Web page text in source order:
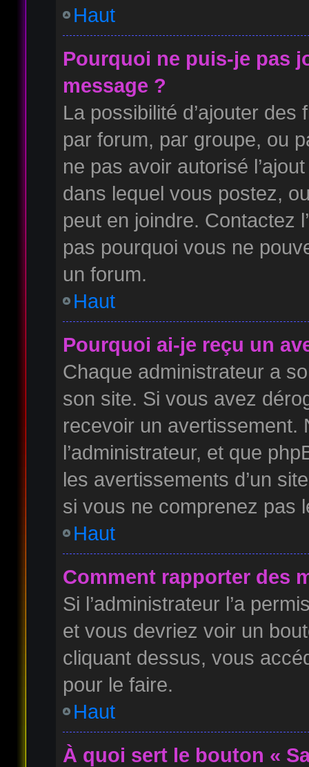
Haut
Pourquoi ne puis-je pas
message ?
La possibilité d’ajouter
par forum, par groupe, ou
ne pas avoir autorisé
dans lequel vous postez,
peut en joindre. Contactez
pas pourquoi vous ne
un forum.
Haut
Pourquoi ai-je reçu un
Chaque administrateur a
son site. Si vous avez
recevoir un avertissement.
l’administrateur, et que
les avertissements d’un
si vous ne comprenez pas
Haut
Comment rapporter des
Si l’administrateur l’a
et vous devriez voir un
cliquant dessus, vous
pour le faire.
Haut
À quoi sert le bouton «